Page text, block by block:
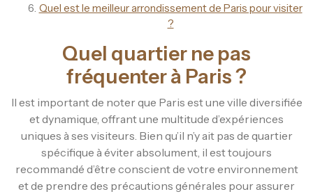
Quel est le meilleur arrondissement de Paris pour visiter
?
Quel quartier ne pas
fréquenter à Paris ?
Il est important de noter que Paris est une ville diversifiée
et dynamique, offrant une multitude d’expériences
uniques à ses visiteurs. Bien qu’il n’y ait pas de quartier
spécifique à éviter absolument, il est toujours
recommandé d’être conscient de votre environnement
et de prendre des précautions générales pour assurer